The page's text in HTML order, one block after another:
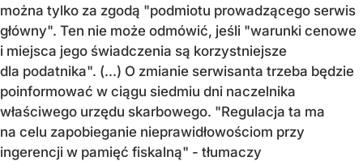
można tylko za zgodą "podmiotu prowadzącego serwis
główny". Ten nie może odmówić, jeśli "warunki cenowe
i miejsca jego świadczenia są korzystniejsze
dla podatnika". (...) O zmianie serwisanta trzeba będzie
poinformować w ciągu siedmiu dni naczelnika
właściwego urzędu skarbowego. "Regulacja ta ma
na celu zapobieganie nieprawidłowościom przy
ingerencji w pamięć fiskalną" - tłumaczy